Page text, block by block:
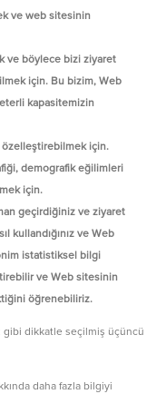
ve web sitesinin
ve böylece bizi ziyaret
için. Bu bizim, Web
kapasitemizin
özelleştirebilmek için.
demografik eğilimleri
için.
geçirdiğiniz ve ziyaret
kullandığınız ve Web
istatistiksel bilgi
ve Web sitesinin
öğrenebiliriz.
gibi dikkatle seçilmiş üçüncü
daha fazla bilgiyi